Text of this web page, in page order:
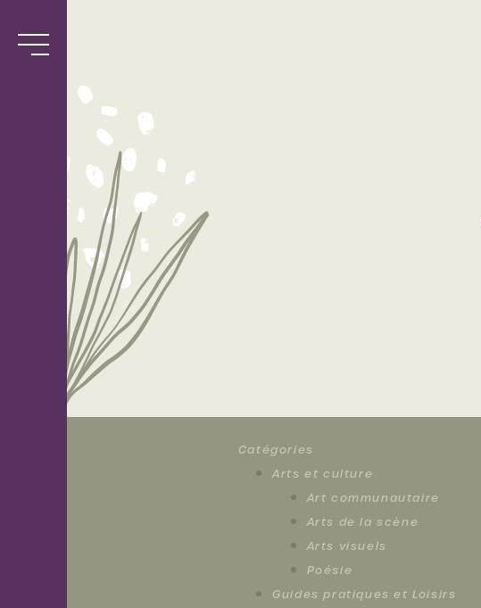
Services
Biblio
l’Antre-
Semeuse
Nouvelles
Catégories
Arts et culture
Art communautaire
Arts de la scène
Arts visuels
Poésie
Guides pratiques et Loisirs